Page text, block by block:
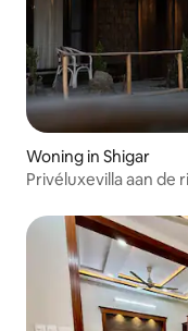
Woning in Shigar
Privéluxevilla aan de